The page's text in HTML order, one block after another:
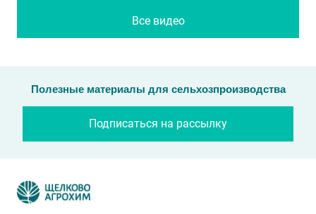
Все видео
Полезные материалы для сельхозпроизводства
Подписаться на рассылку